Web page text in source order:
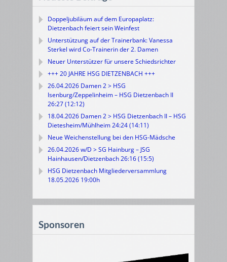
Doppeljubiläum auf dem Europaplatz:
Dietzenbach feiert sein Weinfest
Unterstützung auf der Trainerbank: Vanessa
Sterkel wird Co-Trainerin der 2. Damen
Neuer Unterstützer für unsere Schiedsrichter
+++ 20 JAHRE HSG DIETZENBACH +++
26.04.2026 Damen 2 > HSG
Isenburg/Zeppelinheim – HSG Dietzenbach II
26:27 (12:12)
18.04.2026 Damen 2 > HSG Dietzenbach II – HSG
Dietesheim/Mühlheim 24:24 (14:11)
Neue Weichenstellung bei den HSG-Mädsche
26.04.2026 w/D > SG Hainburg – JSG
Hainhausen/Dietzenbach 26:16 (15:5)
HSG Dietzenbach Mitgliederversammlung
18.05.2026 19:00h
Sponsoren